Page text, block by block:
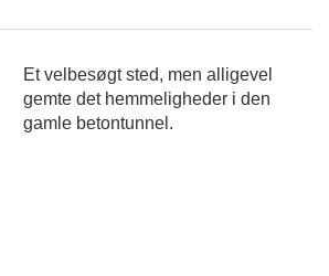
Et velbesøgt sted, men alligevel
gemte det hemmeligheder i den
gamle betontunnel.